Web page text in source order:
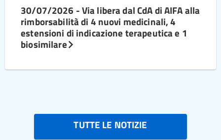
30/07/2026 - Via libera dal CdA di AIFA alla
rimborsabilità di 4 nuovi medicinali, 4
estensioni di indicazione terapeutica e 1
biosimilare
TUTTE LE NOTIZIE